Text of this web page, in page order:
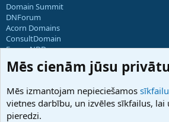
Domain Summit
DNForum
Acorn Domains
ConsultDomain
ForumNDD
Domainforum.ro
27.be
Hostmaria
Atbalsts
Mēs cienām jūsu
Mēs izmantojam nepieciešamos
vietnes darbību, un izvēles sīkfailus, lai
pieredzi.